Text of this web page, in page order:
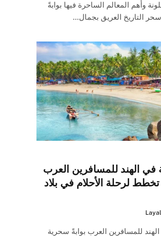
وأهم المعالم الساحرة فيها بوابةً
التاريخ العريق بجمال…
في الهند للمسافرين العرب
تخطط لرحلة الأحلام في بلاد
للمسافرين العرب بوابةً سحرية